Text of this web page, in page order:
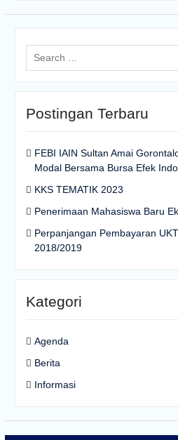
Postingan Terbaru
FEBI IAIN Sultan Amai
Modal Bersama Bursa Efek
KKS TEMATIK 2023
Penerimaan Mahasiswa Baru
Perpanjangan Pembayaran
2018/2019
Kategori
Agenda
Berita
Informasi